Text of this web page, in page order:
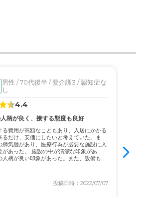
ビスの兼ね合いからも手
男性 / 70代後半 / 要介護3 / 認知症な
し
4.4
柄が良く、接する態度も良好
る費用が高額なこともあり、入居にかかる
るだけ、安価にしたいと考えていた。ま
肺気腫があり、医療行為が必要な施設に入
があった。 施設の中が清潔な印象があ
人柄が良い印象があった。また、設備も充
投稿日時：2022/07/07